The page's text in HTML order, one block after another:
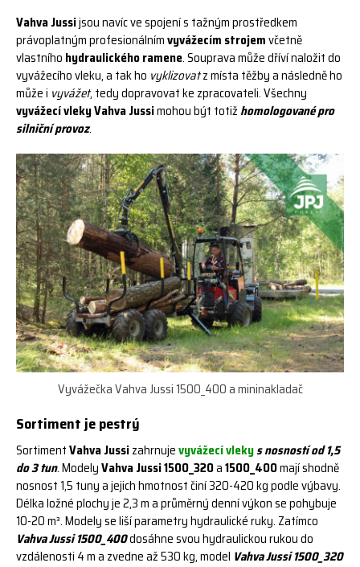
Vahva Jussijsou navíc ve spojení s tažným prostředkem
právoplatným profesionálnímvyvážecím strojemvčetně
vlastního hydraulického ramene. Souprava může dříví naložit do
vyvážecího vleku, a tak ho vyklizovatz místa těžby a následně ho
může i vyvážet, tedy dopravovat ke zpracovateli. Všechny
vyvážecí vleky Vahva Jussimohou být totiž homologované pro
silniční provoz.
Vyvážečka Vahva Jussi 1500_400 a mininakladač
Sortiment je pestrý
SortimentVahva Jussizahrnujevyvážecí vlekys nosností od 1,5
do 3 tun. ModelyVahva Jussi 1500_320a1500_400mají shodně
nosnost 1,5 tuny a jejich hmotnost činí 320-420 kg podle výbavy.
Délka ložné plochy je 2,3 m a průměrný denní výkon se pohybuje
10-20 m³. Modely se liší parametry hydraulické ruky. Zatímco
Vahva Jussi 1500_400dosáhne svou hydraulickou rukou do
vzdálenosti 4 m a zvedne až 530 kg, model Vahva Jussi 1500_320